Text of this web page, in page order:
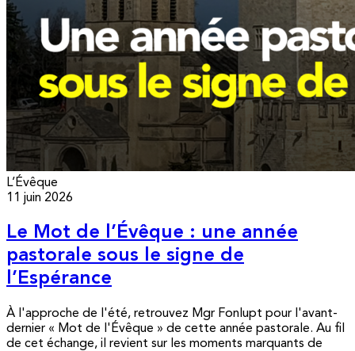
L’Évêque
11 juin 2026
Le Mot de l’Évêque : une année
pastorale sous le signe de
l’Espérance
À l'approche de l'été, retrouvez Mgr Fonlupt pour l'avant-
dernier « Mot de l'Évêque » de cette année pastorale. Au fil
de cet échange, il revient sur les moments marquants de